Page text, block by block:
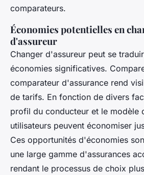
comparateurs.
Économies potentielles en
d'assureur
Changer d'assureur peut se
économies significatives.
comparateur d'assurance rend
de tarifs. En fonction de divers
profil du conducteur et le modèle
utilisateurs peuvent économiser
Ces opportunités d'économies
une large gamme d'assurances
rendant le processus de choix